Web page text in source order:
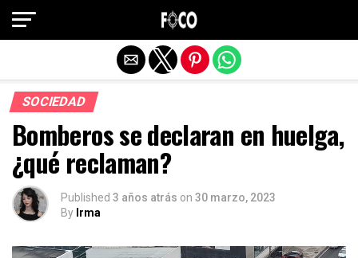
SOCIEDAD
Bomberos se declaran en huelga,
¿qué reclaman?
Published 3 años atrás on 30 marzo, 2023
By Irma
Salir de la versión móvil